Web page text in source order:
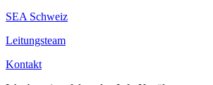
SEA Schweiz
Leitungsteam
Kontakt